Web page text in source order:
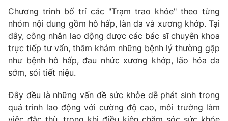
Video Shorts video
VTV Money VTV Thể thao
VTV Sức khoẻ
Thị trường 24h Tấm lòng Việt
Chương trình bố trí các "Trạm trao khỏe" theo từng
nhóm nội dung gồm hô hấp, làn da và xương khớp. Tại
đây, công nhân lao động được các bác sĩ chuyên khoa
trực tiếp tư vấn, thăm khám những bệnh lý thường gặp
như bệnh hô hấp, đau nhức xương khớp, lão hóa da
sớm, sỏi tiết niệu.
Đây đều là những vấn đề sức khỏe dễ phát sinh trong
quá trình lao động với cường độ cao, môi trường làm